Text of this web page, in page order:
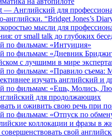
— Английский для
английски. “Bridget Jones’s
мысли для
от small talk до глубоких
по фильмам: «Интуиция»
по фильмам: «Дневник
с лучшими в мире
по фильмам: «Правило съема:
изучать английский
по фильмам: «Ешь, Молись,
для продолжающих
и оживить свою речь при
по фильмам: «Отпуск по
коллокации и фразы в
свой